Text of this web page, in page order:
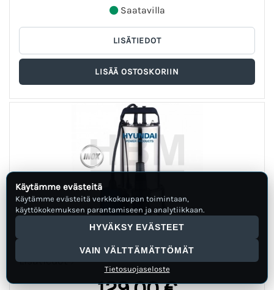
Saatavilla
HYUNDAI 750 W UPPOPUMPPU 13 000 L / H
Lisätiedot
Käytämme evästeitä
Käytämme evästeitä verkkokaupan toimintaan,
käyttökokemuksen parantamiseen ja analytiikkaan.
HYVÄKSY EVÄSTEET
VAIN VÄLTTÄMÄTTÖMÄT
Tietosuojaseloste